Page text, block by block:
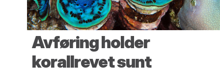
Avføring holder
korallrevet sunt